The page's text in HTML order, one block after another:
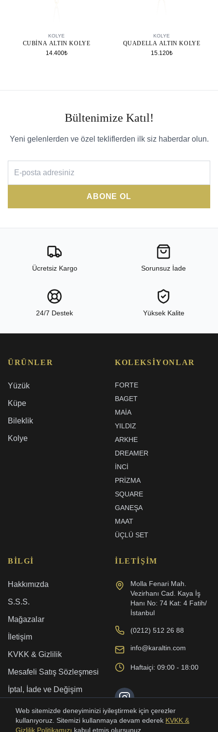
KOLYE
CUBINA ALTIN KOLYE
14.400₺
KOLYE
QUADELLA ALTIN KOLYE
15.120₺
Bültenimize Katıl!
Yeni gelenlerden ve özel tekliflerden ilk siz haberdar olun.
ABONE OL
Ücretsiz Kargo Sorunsuz İade
24/7 Destek Yüksek Kalite
ÜRÜNLER
Yüzük
Küpe
Bileklik
Kolye
KOLEKSIYONLAR
FORTE
BAGET
MAIA
YILDIZ
ARKHE
DREAMER
İNCI
PRIZMA
SQUARE
GANEŞA
MAAT
ÜÇLÜ SET
BILGI
Hakkımızda
S.S.S.
Mağazalar
İletişim
KVKK & Gizlilik
Mesafeli Satış Sözleşmesi
İptal, İade ve Değişim
Kargo ve Teslimat
İLETIŞIM
Molla Fenari Mah.
Vezirhanı Cad. Kaya İş
Hanı No: 74 Kat: 4 Fatih/
İstanbul
(0212) 512 26 88
info@karaltin.com
Haftaiçi: 09:00 - 18:00
Web sitemizde deneyiminizi iyileştirmek için çerezler
kullanıyoruz. Sitemizi kullanmaya devam ederek KVKK &
Gizlilik Politikamızı kabul etmiş olursunuz.